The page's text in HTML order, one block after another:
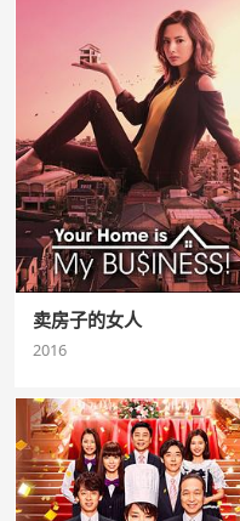
卖房子的女人
2016